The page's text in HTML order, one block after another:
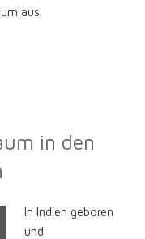
aus.
in den
In Indien geboren
und